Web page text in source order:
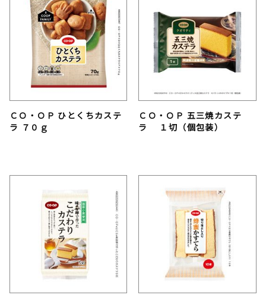
ＣＯ・ＯＰ ひとくちカステ
ラ ７０ｇ
ＣＯ・ＯＰ 五三焼カステ
ラ １切（個包装）